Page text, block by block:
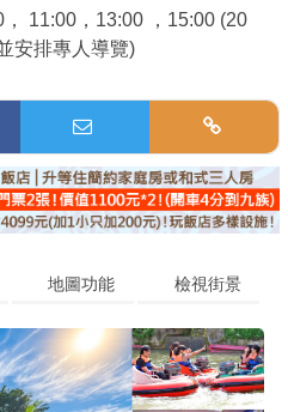
11:00，13:00 ，15:00 (20
安排專人導覽)
地圖功能 檢視街景